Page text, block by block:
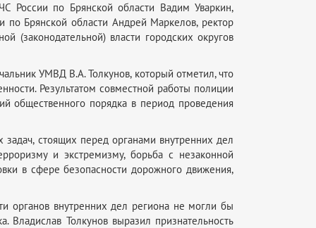
России по Брянской области Вадим Уваркин,
по Брянской области Андрей Маркелов, ректор
(законодательной) власти городских округов
УМВД В.А. Толкунов, который отметил, что
Результатом совместной работы полиции
общественного порядка в период проведения
стоящих перед органами внутренних дел
и экстремизму, борьба с незаконной
в сфере безопасности дорожного движения,
органов внутренних дел региона не могли бы
Владислав Толкунов выразил признательность